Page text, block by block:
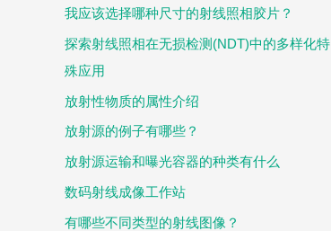
我应该选择哪种尺寸的射线照相胶片？
探索射线照相在无损检测(NDT)中的多样化特
殊应用
放射性物质的属性介绍
放射源的例子有哪些？
放射源运输和曝光容器的种类有什么
数码射线成像工作站
有哪些不同类型的射线图像？